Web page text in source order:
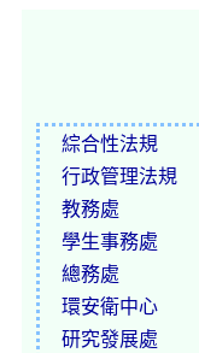
綜合性法規
行政管理法規
教務處
學生事務處
總務處
環安衛中心
研究發展處